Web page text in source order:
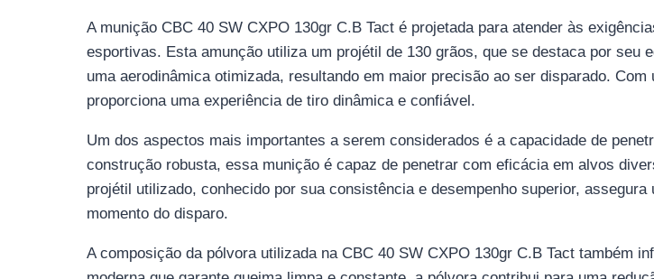
A munição CBC 40 SW CXPO 130gr C.B Tact é projetada para atender às
esportivas. Esta amunção utiliza um projétil de 130 grãos, que se destaca por
uma aerodinâmica otimizada, resultando em maior precisão ao ser disparado.
proporciona uma experiência de tiro dinâmica e confiável.
Um dos aspectos mais importantes a serem considerados é a capacidade de
construção robusta, essa munição é capaz de penetrar com eficácia em alvos
projétil utilizado, conhecido por sua consistência e desempenho superior,
momento do disparo.
A composição da pólvora utilizada na CBC 40 SW CXPO 130gr C.B Tact também